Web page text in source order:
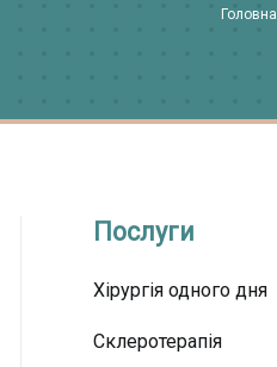
Головна
Послуги
Хірургія одного дня
Склеротерапія